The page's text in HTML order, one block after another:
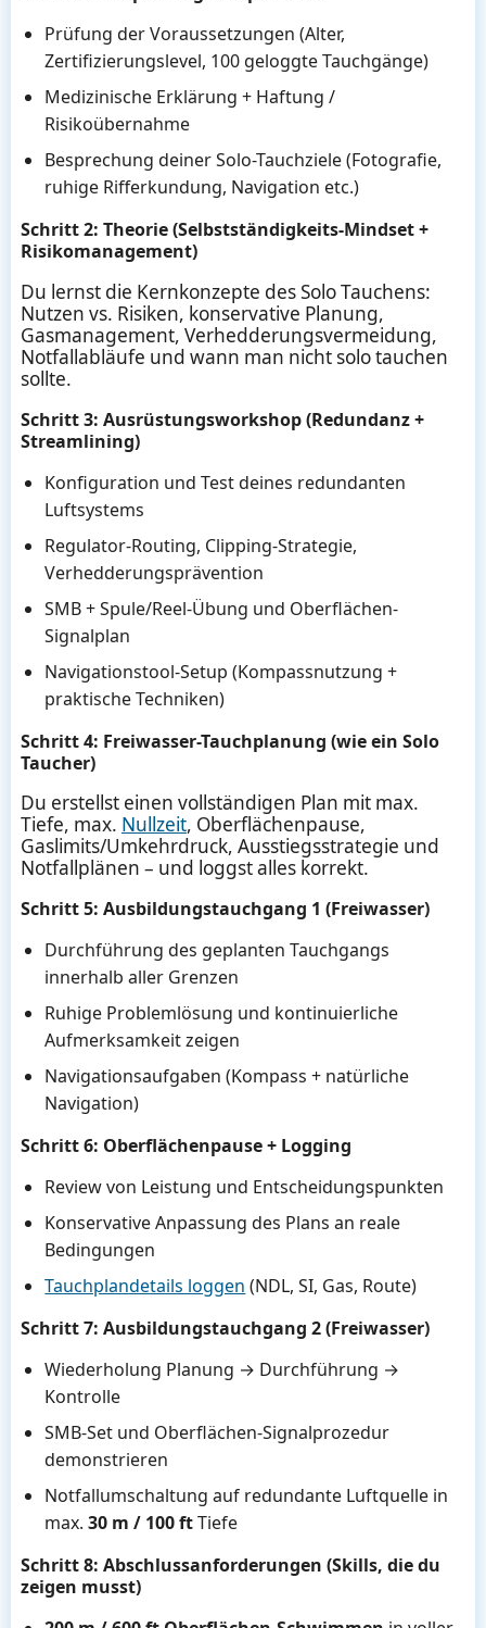
Prüfung der Voraussetzungen (Alter,
Zertifizierungslevel, 100 geloggte Tauchgänge)
Medizinische Erklärung + Haftung /
Risikoübernahme
Besprechung deiner Solo-Tauchziele (Fotografie,
ruhige Rifferkundung, Navigation etc.)
Schritt 2: Theorie (Selbstständigkeits-Mindset +
Risikomanagement)
Du lernst die Kernkonzepte des Solo Tauchens:
Nutzen vs. Risiken, konservative Planung,
Gasmanagement, Verhedderungsvermeidung,
Notfallabläufe und wann man nicht solo tauchen
sollte.
Schritt 3: Ausrüstungsworkshop (Redundanz +
Streamlining)
Konfiguration und Test deines redundanten
Luftsystems
Regulator-Routing, Clipping-Strategie,
Verhedderungsprävention
SMB + Spule/Reel-Übung und Oberflächen-
Signalplan
Navigationstool-Setup (Kompassnutzung +
praktische Techniken)
Schritt 4: Freiwasser-Tauchplanung (wie ein Solo
Taucher)
Du erstellst einen vollständigen Plan mit max.
Tiefe, max. Nullzeit, Oberflächenpause,
Gaslimits/Umkehrdruck, Ausstiegsstrategie und
Notfallplänen – und loggst alles korrekt.
Schritt 5: Ausbildungstauchgang 1 (Freiwasser)
Durchführung des geplanten Tauchgangs
innerhalb aller Grenzen
Ruhige Problemlösung und kontinuierliche
Aufmerksamkeit zeigen
Navigationsaufgaben (Kompass + natürliche
Navigation)
Schritt 6: Oberflächenpause + Logging
Review von Leistung und Entscheidungspunkten
Konservative Anpassung des Plans an reale
Bedingungen
Tauchplandetails loggen (NDL, SI, Gas, Route)
Schritt 7: Ausbildungstauchgang 2 (Freiwasser)
Wiederholung Planung → Durchführung →
Kontrolle
SMB-Set und Oberflächen-Signalprozedur
demonstrieren
Notfallumschaltung auf redundante Luftquelle in
max.30 m / 100 ftTiefe
Schritt 8: Abschlussanforderungen (Skills, die du
zeigen musst)